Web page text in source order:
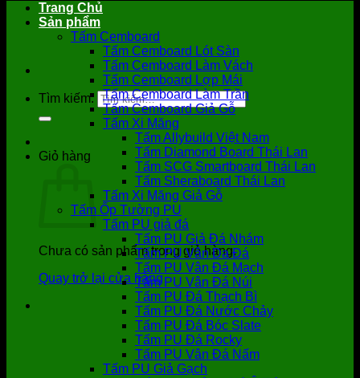
Tìm kiếm:
Giỏ hàng
Chưa có sản phẩm trong giỏ hàng.
Quay trở lại cửa hàng
Trang Chủ
Sản phẩm
Tấm Cemboard
Tấm Cemboard Lót Sàn
Tấm Cemboard Làm Vách
Tấm Cemboard Lợp Mái
Tấm Cemboard Làm Trần
Tấm Cemboard Giả Gỗ
Tấm Xi Măng
Tấm Allybuild Việt Nam
Tấm Diamond Board Thái Lan
Tấm SCG Smartboard Thái Lan
Tấm Sheraboard Thái Lan
Tấm Xi Măng Giả Gỗ
Tấm Ốp Tường PU
Tấm PU giả đá
Tấm PU Giả Đá Nhám
Tấm PU Vân Da Đá
Tấm PU Vân Đá Mạch
Tấm PU Vân Đá Núi
Tấm PU Đá Thạch Bì
Tấm PU Đá Nước Chảy
Tấm PU Đá Bóc Slate
Tấm PU Đá Rocky
Tấm PU Vân Đá Nấm
Tấm PU Giả Gạch